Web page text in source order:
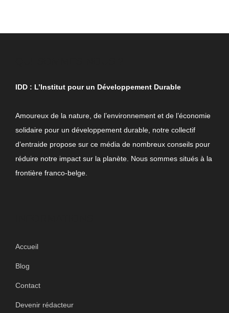
IDD : L’Institut pour un Développement Durable
Amoureux de la nature, de l’environnement et de l’économie
solidaire pour un développement durable, notre collectif
d’entraide propose sur ce média de nombreux conseils pour
réduire notre impact sur la planète. Nous sommes situés à la
frontière franco-belge.
Accueil
Blog
Contact
Devenir rédacteur